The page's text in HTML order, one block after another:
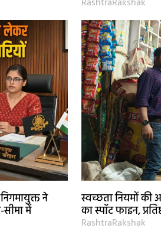
RashtraRakshak
ने
सीमा में
स्वच्छता नियमों
का स्पॉट फाइन,
RashtraRakshak